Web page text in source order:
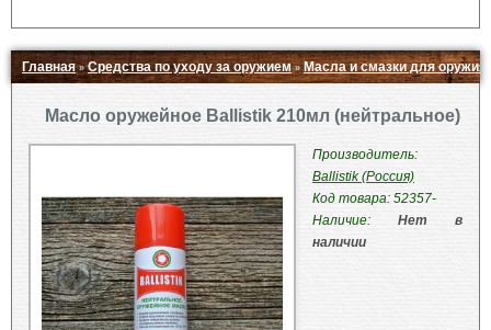
Главная»Средства по уходу за оружием» Масла и смазки для оружия
Масло оружейное Ballistik 210мл (нейтральное)
Производитель:
Ballistik (Россия)
Код товара: 52357-
Наличие: Нет в
наличии